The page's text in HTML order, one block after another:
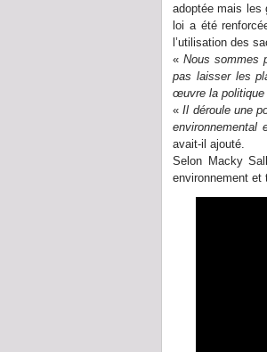
adoptée mais les
loi a été
l’utilisation des
« Nous sommes
pas laisser les
œuvre la politique
«Il déroule une
avait-il ajouté.
Selon Macky
environnement et